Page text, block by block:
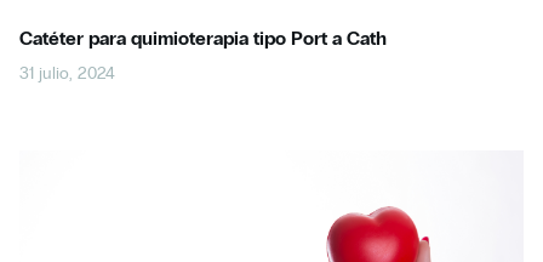
Catéter para quimioterapia tipo Port a Cath
31 julio, 2024